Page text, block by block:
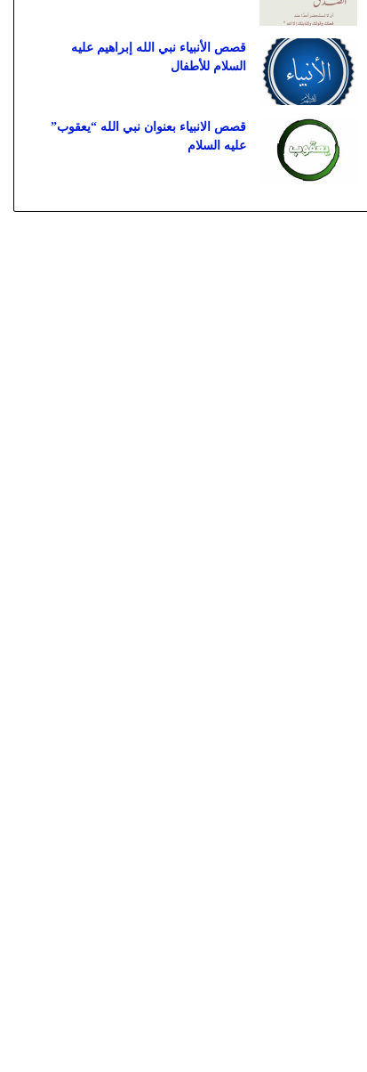
قصص الأنبياء نبي الله إبراهيم عليه
السلام للأطفال
قصص الانبياء بعنوان نبي الله “يعقوب”
عليه السلام